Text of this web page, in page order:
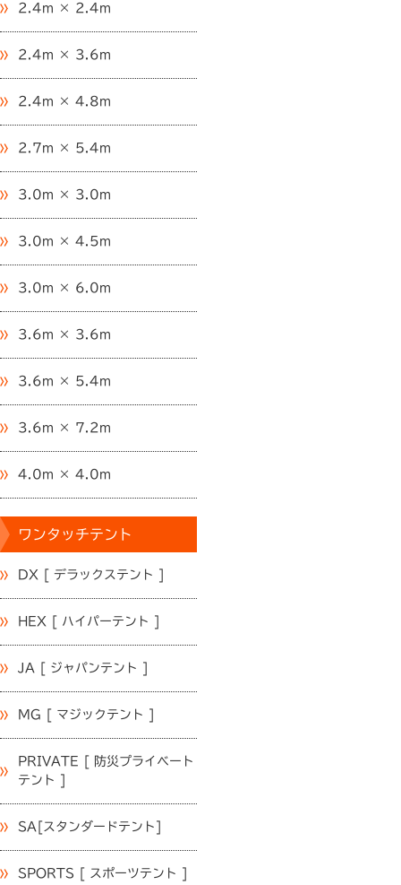
2.4m × 2.4m
2.4m × 3.6m
2.4m × 4.8m
2.7m × 5.4m
3.0m × 3.0m
3.0m × 4.5m
3.0m × 6.0m
3.6m × 3.6m
3.6m × 5.4m
3.6m × 7.2m
4.0m × 4.0m
ワンタッチテント
DX [ デラックステント ]
HEX [ ハイパーテント ]
JA [ ジャパンテント ]
MG [ マジックテント ]
PRIVATE [ 防災プライベート
テント ]
SA[スタンダードテント]
SPORTS [ スポーツテント ]